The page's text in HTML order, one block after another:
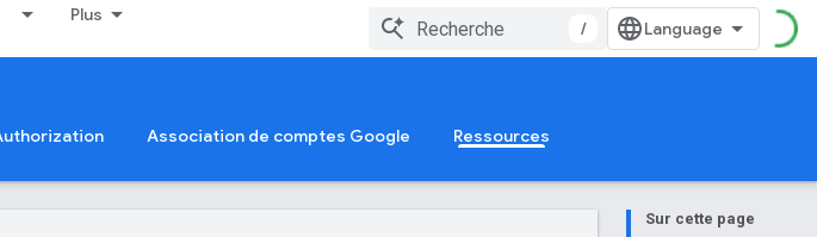
Plus
/
Association de comptes Google Ressources
Sur cette page